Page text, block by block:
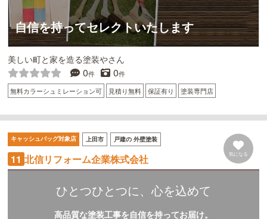
自信を持ってセレクトいたします
美しい町と家を造る塗装やさん
0件 0件
無料カラーシュミレーション可 見積り無料 保証有り 塗装専門店
キャッシュバッグ対象店 上田市 戸建の 外壁塗装
11 北信リフォーム企業株式会社 気になる
ひとつひとつに、心を込めて
高品質な塗装工事を自信を持ってお届け。